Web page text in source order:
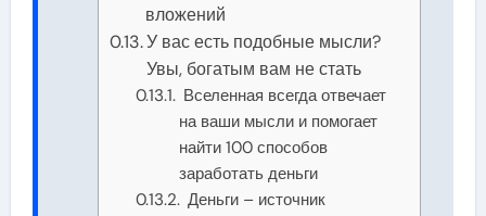
вложений
У вас есть подобные мысли?
Увы, богатым вам не стать
Вселенная всегда отвечает
на ваши мысли и помогает
найти 100 способов
заработать деньги
Деньги – источник